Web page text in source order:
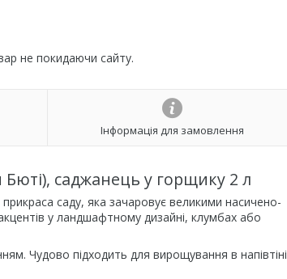
не покидаючи сайту.
Інформація для замовлення
Бюті), саджанець у горщику 2 л
саду, яка зачаровує великими насичено-
у ландшафтному дизайні, клумбах або
Чудово підходить для вирощування в напівтіні